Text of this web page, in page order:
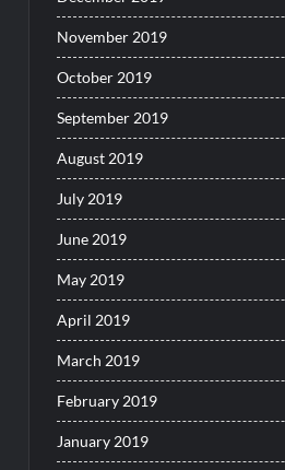
November 2019
October 2019
September 2019
August 2019
July 2019
June 2019
May 2019
April 2019
March 2019
February 2019
January 2019